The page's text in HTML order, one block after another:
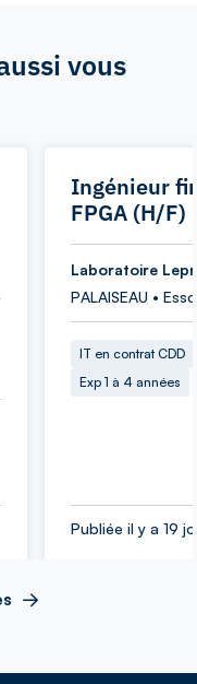
vous
Ingénieur
FPGA (H/F)
Laboratoire
PALAISEAU •
IT en contrat CDD
Exp 1 à 4 années
Publiée il y a 19